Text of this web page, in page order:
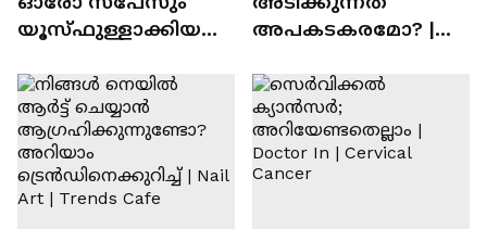
യൂസ്ഫുള്ളാക്കിയ
അപകടകരമോ? |